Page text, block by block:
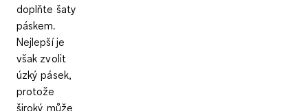
doplňte šaty
páskem.
Nejlepší je
však zvolit
úzký pásek,
protože
široký může